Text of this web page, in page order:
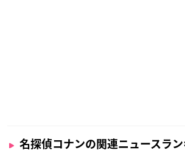
名探偵コナンの関連ニュースラ